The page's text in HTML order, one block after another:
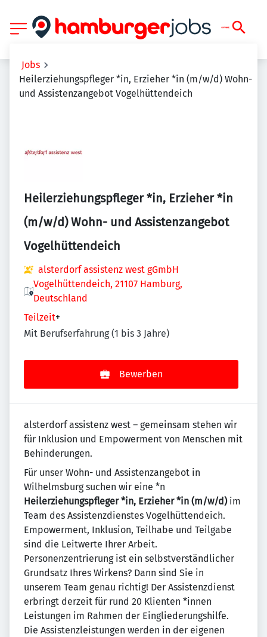
Jobs
Heilerziehungspfleger *in, Erzieher *in (m/w/d) Wohn-
und Assistenzangebot Vogelhüttendeich
Heilerziehungspfleger *in, Erzieher *in
(m/w/d) Wohn- und Assistenzangebot
Vogelhüttendeich
alsterdorf assistenz west gGmbH
Vogelhüttendeich, 21107 Hamburg,
Deutschland
Teilzeit+
Mit Berufserfahrung (1 bis 3 Jahre)
Bewerben
alsterdorf assistenz west – gemeinsam stehen wir
für Inklusion und Empowerment von Menschen mit
Behinderungen.
Für unser Wohn- und Assistenzangebot in
Wilhelmsburg suchen wir eine *n
Heilerziehungspfleger *in, Erzieher *in (m/w/d)im
Team des Assistenzdienstes Vogelhüttendeich.
Empowerment, Inklusion, Teilhabe und Teilgabe
sind die Leitwerte Ihrer Arbeit.
Personenzentrierung ist ein selbstverständlicher
Grundsatz Ihres Wirkens? Dann sind Sie in
unserem Team genau richtig! Der Assistenzdienst
erbringt derzeit für rund 20 Klienten *innen
Leistungen im Rahmen der Eingliederungshilfe.
Die Assistenzleistungen werden in der eigenen